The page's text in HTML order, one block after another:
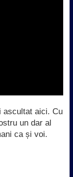
ascultat aici. Cu
un dar al
ca și voi.